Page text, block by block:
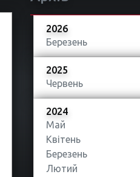
2026
Березень
2025
Червень
2024
Май
Квітень
Березень
Лютий